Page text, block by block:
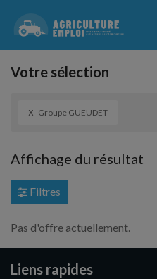
Votre sélection
x Groupe GUEUDET
Affichage du résultat
Filtres
Pas d'offre actuellement.
Liens rapides